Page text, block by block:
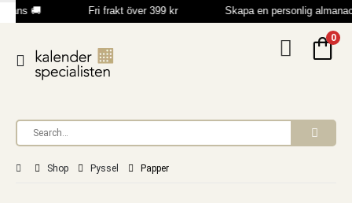
🚚 Fri frakt över 399 kr Skapa en personlig
0
Shop Pyssel Papper